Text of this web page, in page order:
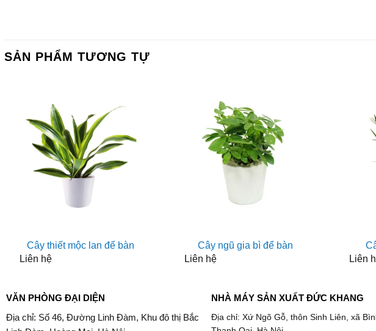
SẢN PHẨM TƯƠNG TỰ
Cây thiết mộc lan để bàn
Liên hệ
Cây ngũ gia bì để bàn
Liên hệ
Liên
VĂN PHÒNG ĐẠI DIỆN
Địa chỉ: Số 46, Đường Linh Đàm, Khu đô thị Bắc
NHÀ MÁY SẢN XUẤT ĐỨC KHANG
Địa chỉ: Xứ Ngõ Gỗ, thôn Sinh Liên, xã